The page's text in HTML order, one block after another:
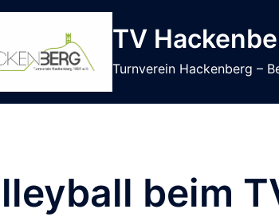
TV
Turnverein Hackenberg –
beim